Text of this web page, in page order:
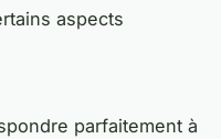
aspects
parfaitement à